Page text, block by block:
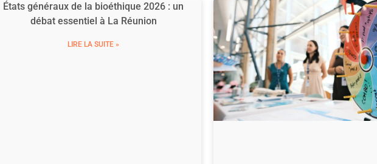
États généraux de la bioéthique 2026 : un
débat essentiel à La Réunion
LIRE LA SUITE »